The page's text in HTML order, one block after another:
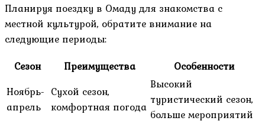
Планируя поездку в Омаду для знакомства с
местной культурой, обратите внимание на
следующие периоды:
Сезон
Преимущества
Особенности
Ноябрь-
апрель
Сухой сезон,
комфортная погода
Высокий
туристический сезон,
больше мероприятий